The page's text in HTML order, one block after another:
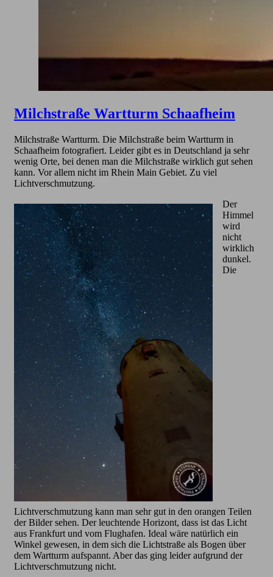
Milchstraße Wartturm Schaafheim
Milchstraße Wartturm. Die Milchstraße beim Wartturm in
Schaafheim fotografiert. Leider gibt es in Deutschland ja sehr
wenig Orte, bei denen man die Milchstraße wirklich gut sehen
kann. Vor allem nicht im Rhein Main Gebiet. Zu viel
Lichtverschmutzung.
Der
Himmel
wird
nicht
wirklich
dunkel.
Die
Lichtverschmutzung kann man sehr gut in den orangen Teilen
der Bilder sehen. Der leuchtende Horizont, dass ist das Licht
aus Frankfurt und vom Flughafen. Ideal wäre natürlich ein
Winkel gewesen, in dem sich die Lichtstraße als Bogen über
dem Wartturm aufspannt. Aber das ging leider aufgrund der
Lichtverschmutzung nicht.